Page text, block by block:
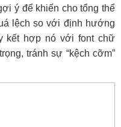
ý để khiến cho tổng thể
lệch so với định hướng
kết hợp nó với font chữ
tránh sự “kệch cỡm”